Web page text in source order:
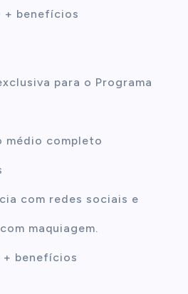
+ benefícios
para o Programa
médio completo
com redes sociais e
maquiagem.
+ benefícios